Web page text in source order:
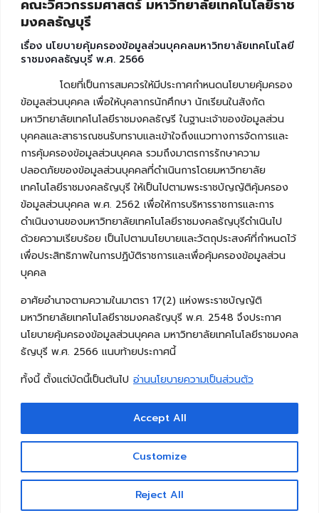
คณะวิศวกรรมศาสตร์ มหาวิทยาลัยเทคโนโลยีราช
มงคลธัญบุรี
เรื่อง นโยบายคุ้มครองข้อมูลส่วนบุคคลมหาวิทยาลัยเทคโนโลยี
ราชมงคลธัญบุรี พ.ศ. 2566
โดยที่เป็นการสมควรให้มีประกาศกำหนดนโยบายคุ้มครอง
ข้อมูลส่วนบุคคล เพื่อให้บุคลากรนักศึกษา นักเรียนในสังกัด
มหาวิทยาลัยเทคโนโลยีราชมงคลธัญรี ในฐานะเจ้าของข้อมูลส่วน
บุคคลและสาธารณชนรับทราบและเข้าใจถึงแนวทางการจัดการและ
การคุ้มครองข้อมูลส่วนบุคคล รวมถึงมาตรการรักษาความ
ปลอดภัยของข้อมูลส่วนบุคคลที่ดำเนินการโดยมหาวิทยาลัย
เทคโนโลยีราชมงคลธัญบุรี ให้เป็นไปตามพระราชบัญญัติคุ้มครอง
ข้อมูลส่วนบุคคล พ.ศ. 2562 เพื่อให้การบริหารราชการและการ
ดำเนินงานของมหาวิทยาลัยเทคโนโลยีราชมงคลธัญบุรีดำเนินไป
ด้วยความเรียบร้อย เป็นไปตามนโยบายและวัตถุประสงค์ที่กำหนดไว้
เพื่อประสิทธิภาพในการปฏิบัติราชการและเพื่อคุ้มครองข้อมูลส่วน
บุคคล
อาศัยอำนาจตามความในมาตรา 17(2) แห่งพระราชบัญญัติ
มหาวิทยาลัยเทคโนโลยีราชมงคลธัญบุรี พ.ศ. 2548 จึงประกาศ
นโยบายคุ้มครองข้อมูลส่วนบุคคล มหาวิทยาลัยเทคโนโลยีราชมงคล
ธัญบุรี พ.ศ. 2566 แนบท้ายประกาศนี้
ทั้งนี้ ตั้งแต่บัดนี้เป็นต้นไป อ่านนโยบายความเป็นส่วนตัว
Customize
Reject All
Accept All
Copyright © 2026 คณะวิศวกรรมศาสตร์ มหาวิทยาลัย
เทคโนโลยีราชมงคลธัญบุรี